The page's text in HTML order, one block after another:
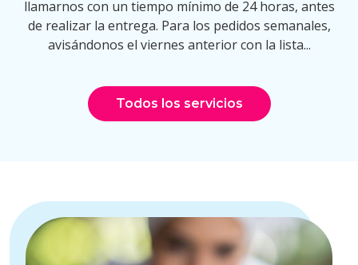
llamarnos con un tiempo mínimo de 24 horas, antes
de realizar la entrega. Para los pedidos semanales,
avisándonos el viernes anterior con la lista...
Todos los servicios